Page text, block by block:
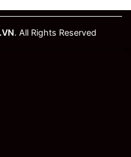
. All Rights Reserved